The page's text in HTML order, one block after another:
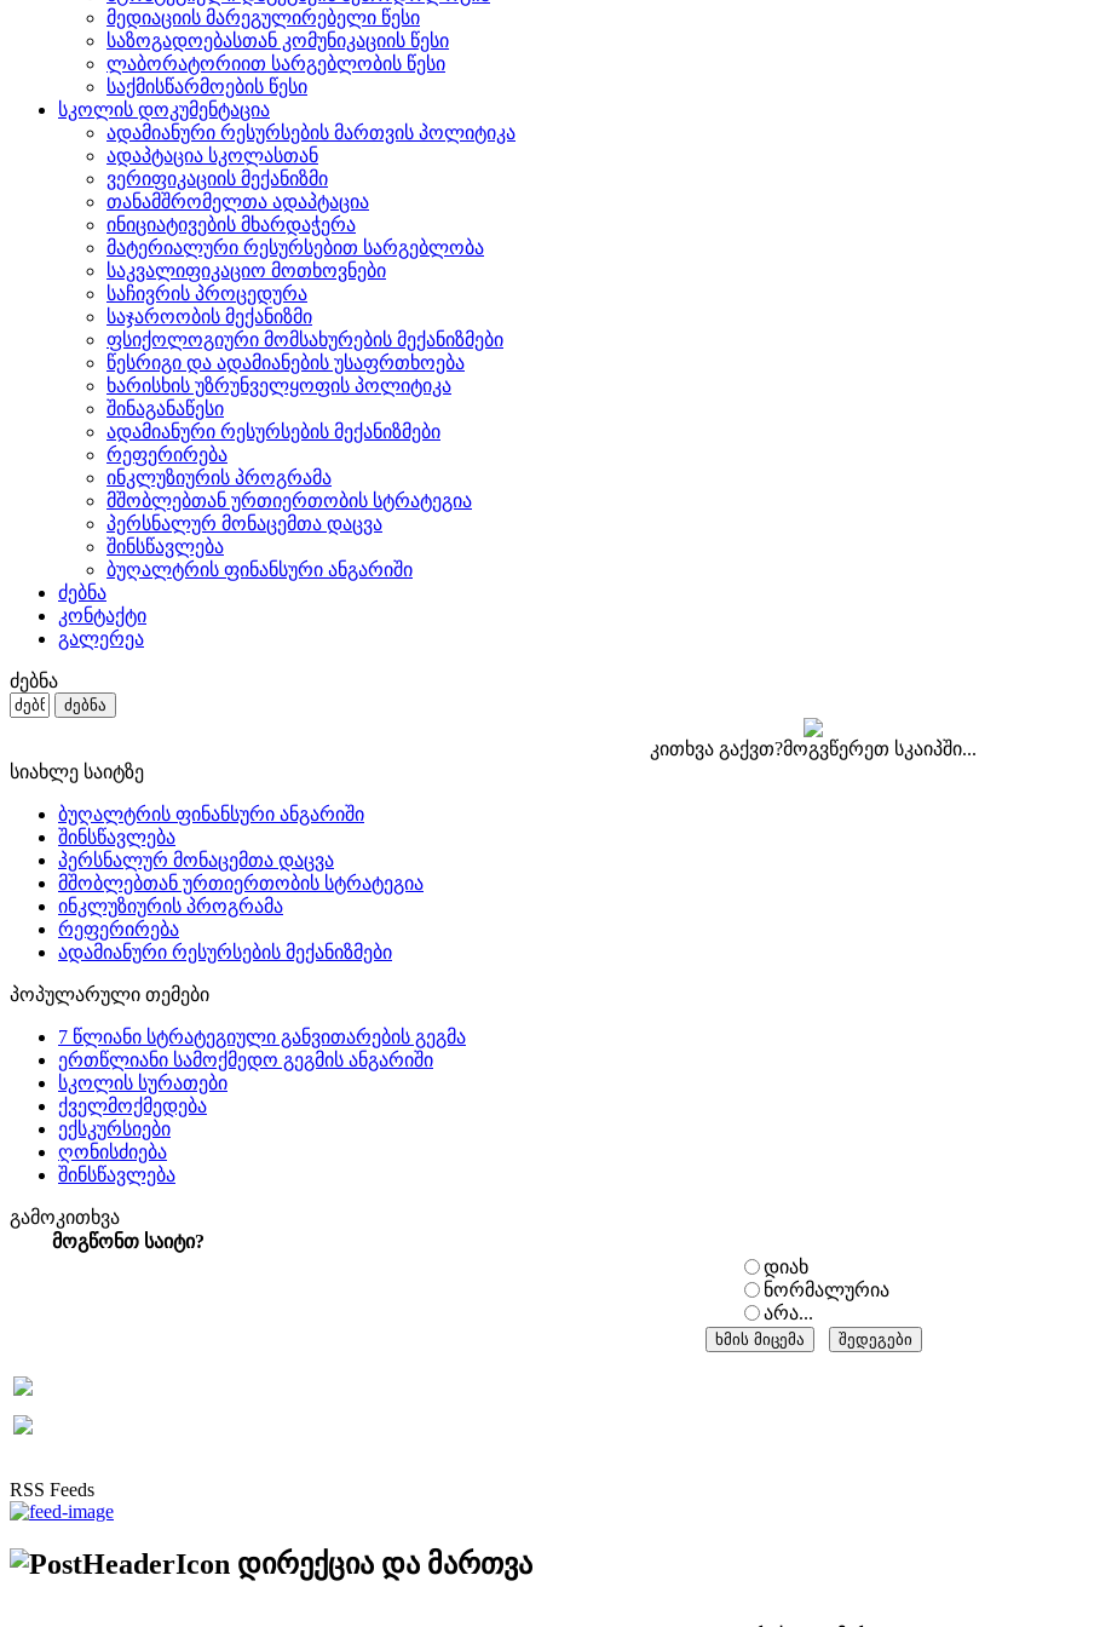
მედიაციის მარეგულირებელი წესი
საზოგადოებასთან კომუნიკაციის წესი
ლაბორატორიით სარგებლობის წესი
საქმისწარმოების წესი
სკოლის დოკუმენტაცია
ადამიანური რესურსების მართვის პოლიტიკა
ადაპტაცია სკოლასთან
ვერიფიკაციის მექანიზმი
თანამშრომელთა ადაპტაცია
ინიციატივების მხარდაჭერა
მატერიალური რესურსებით სარგებლობა
საკვალიფიკაციო მოთხოვნები
საჩივრის პროცედურა
საჯაროობის მექანიზმი
ფსიქოლოგიური მომსახურების მექანიზმები
წესრიგი და ადამიანების უსაფრთხოება
ხარისხის უზრუნველყოფის პოლიტიკა
შინაგანაწესი
ადამიანური რესურსების მექანიზმები
რეფერირება
ინკლუზიურის პროგრამა
მშობლებთან ურთიერთობის სტრატეგია
პერსნალურ მონაცემთა დაცვა
შინსწავლება
ბუღალტრის ფინანსური ანგარიში
ძებნა
კონტაქტი
გალერეა
ძებნა
კითხვა გაქვთ?მოგვწერეთ სკაიპში...
სიახლე საიტზე
ბუღალტრის ფინანსური ანგარიში
შინსწავლება
პერსნალურ მონაცემთა დაცვა
მშობლებთან ურთიერთობის სტრატეგია
ინკლუზიურის პროგრამა
რეფერირება
ადამიანური რესურსების მექანიზმები
პოპულარული თემები
7 წლიანი სტრატეგიული განვითარების გეგმა
ერთწლიანი სამოქმედო გეგმის ანგარიში
სკოლის სურათები
ქველმოქმედება
ექსკურსიები
ღონისძიება
შინსწავლება
გამოკითხვა
მოგწონთ საიტი?
დიახ
ნორმალურია
არა...
RSS Feeds
დირექცია და მართვა